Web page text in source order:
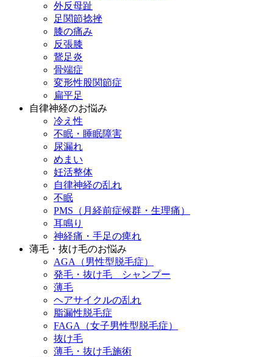
外反母趾
足関節捻挫
膝の痛み
反張膝
鵞足炎
骨端症
変形性股関節症
扁平足
自律神経のお悩み
冷え性
不眠・睡眠障害
尿漏れ
めまい
妊活整体
自律神経の乱れ
不眠
PMS（月経前症候群・生理痛）
耳鳴り
神経痛・手足の痺れ
薄毛・抜け毛のお悩み
AGA（男性型脱毛症）
発毛・抜け毛 シャンプー
薄毛
ヘアサイクルの乱れ
脂漏性脱毛症
FAGA（女子男性型脱毛症）
抜け毛
薄毛・抜け毛施術